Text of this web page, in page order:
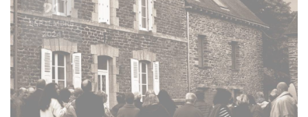
21
SEPTEMBRE
2024